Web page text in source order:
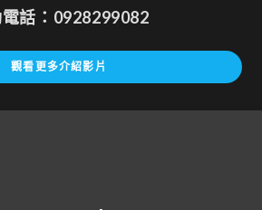
話：0928299082
觀看更多介紹影片